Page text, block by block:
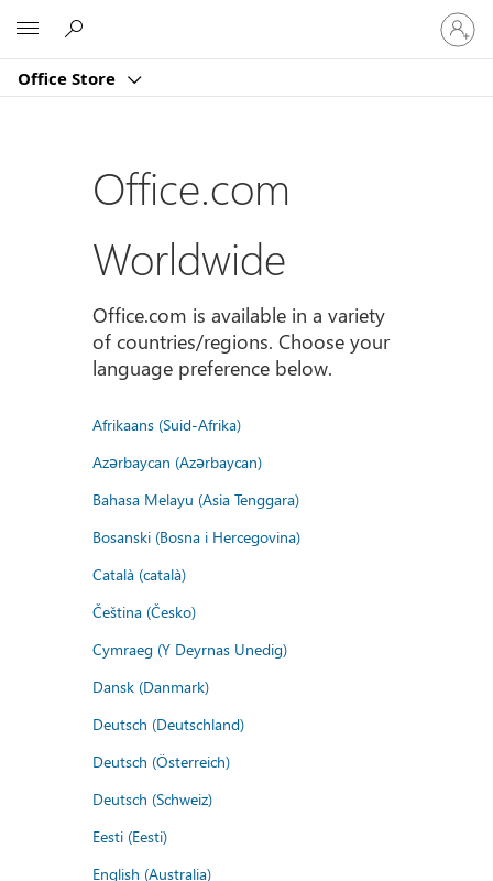
Office Store
Sign
in
to
account
Office.com
Worldwide
Office.com is available in a variety
of countries/regions. Choose your
language preference below.
Afrikaans (Suid-Afrika)
Azərbaycan (Azərbaycan)
Bahasa Melayu (Asia Tenggara)
Bosanski (Bosna i Hercegovina)
Català (català)
Čeština (Česko)
Cymraeg (Y Deyrnas Unedig)
Dansk (Danmark)
Deutsch (Deutschland)
Deutsch (Österreich)
Deutsch (Schweiz)
Eesti (Eesti)
English (Australia)